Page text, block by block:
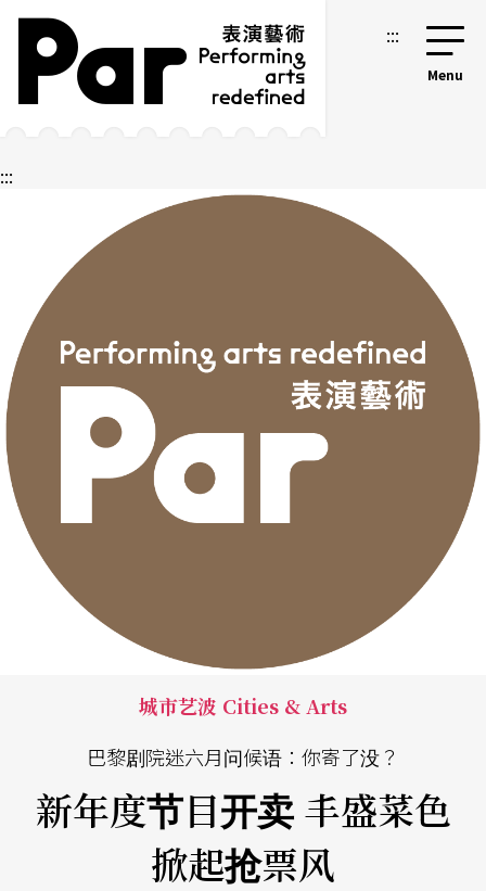
跳到主要内容区块
网站导览 :::
:::
城市艺波 Cities & Arts
巴黎剧院迷六月问候语：你寄了没？
新年度节目开卖 丰盛菜色
掀起抢票风